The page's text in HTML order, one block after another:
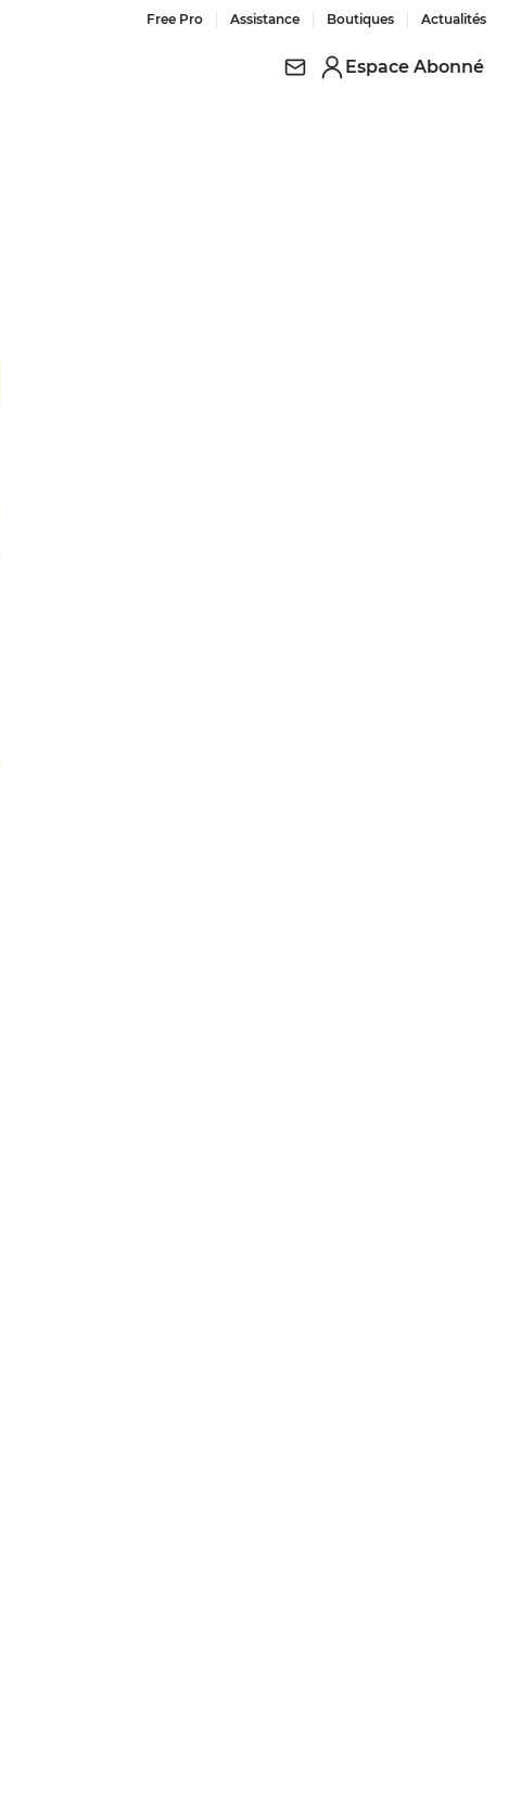
Free Pro Assistance Boutiques Actualités
Espace Abonné